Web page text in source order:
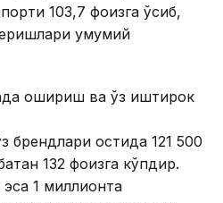
103,7 фоизга ўсиб,
умумий
ошириш ва ўз иштирок
брендлари остида 121 500
132 фоизга кўпдир.
эса 1 миллионта